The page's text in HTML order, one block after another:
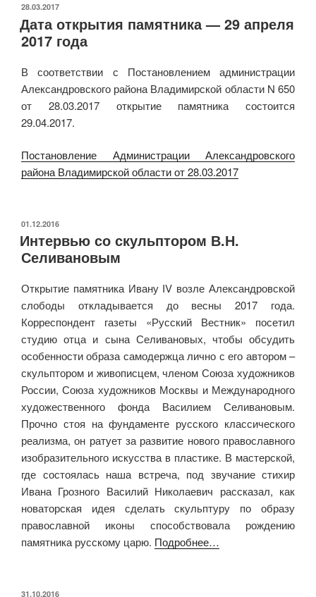
ОПУБЛИКОВАНО
28.03.2017
Дата открытия памятника — 29 апреля
2017 года
В соответствии с Постановлением администрации
Александровского района Владимирской области N 650
от 28.03.2017 открытие памятника состоится
29.04.2017.
Постановление Администрации Александровского
района Владимирской области от 28.03.2017
ОПУБЛИКОВАНО
01.12.2016
Интервью со скульптором В.Н.
Селивановым
Открытие памятника Ивану IV возле Александровской
слободы откладывается до весны 2017 года.
Корреспондент газеты «Русский Вестник» посетил
студию отца и сына Селивановых, чтобы обсудить
особенности образа самодержца лично с его автором –
скульптором и живописцем, членом Союза художников
России, Союза художников Москвы и Международного
художественного фонда Василием Селивановым.
Прочно стоя на фундаменте русского классического
реализма, он ратует за развитие нового православного
изобразительного искусства в пластике. В мастерской,
где состоялась наша встреча, под звучание стихир
Ивана Грозного Василий Николаевич рассказал, как
новаторская идея сделать скульптуру по образу
православной иконы способствовала рождению
памятника русскому царю. Подробнее…
ОПУБЛИКОВАНО
31.10.2016